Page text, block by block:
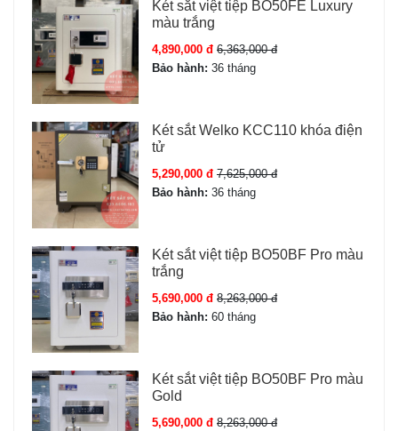
Két sắt việt tiệp BO50FE Luxury
màu trắng
4,890,000 đ 6,363,000 đ
Bảo hành: 36 tháng
Két sắt Welko KCC110 khóa điện
tử
5,290,000 đ 7,625,000 đ
Bảo hành: 36 tháng
Két sắt việt tiệp BO50BF Pro màu
trắng
5,690,000 đ 8,263,000 đ
Bảo hành: 60 tháng
Két sắt việt tiệp BO50BF Pro màu
Gold
5,690,000 đ 8,263,000 đ